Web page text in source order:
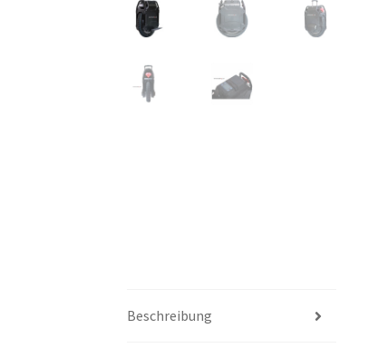
Beschreibung